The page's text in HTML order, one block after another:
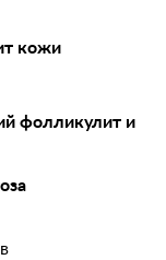
кожи
фолликулит и
в